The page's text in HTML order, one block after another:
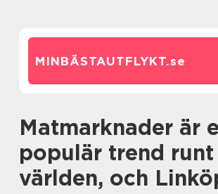
MINBÄSTAUTFLYKT.se
Matmarknader är en
populär trend
världen, och